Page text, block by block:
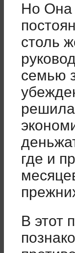
Но Она
столь
семью
где и
В этот